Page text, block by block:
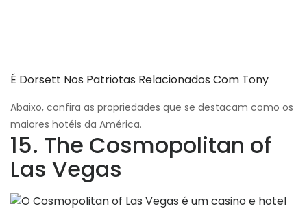
É Dorsett Nos Patriotas Relacionados Com Tony
Abaixo, confira as propriedades que se destacam como os
maiores hotéis da América.
15. The Cosmopolitan of
Las Vegas